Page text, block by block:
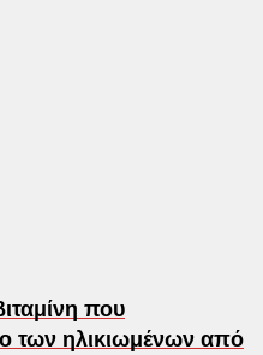
που
των ηλικιωμένων από